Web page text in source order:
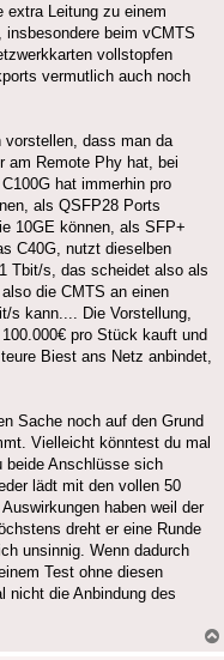
extra Leitung zu einem
beim vCMTS
vollstopfen
vermutlich auch noch
vorstellen, dass man da
am Remote Phy hat, bei
hat immerhin pro
als QSFP28 Ports
10GE können, als SFP+
C40G, nutzt dieselben
Tbit/s, das scheidet also als
die CMTS an einen
s kann.... Die Vorstellung,
pro Stück kauft und
Biest ans Netz anbindet,
Sache noch auf den Grund
Vielleicht könntest du mal
beide Anschlüsse sich
lädt mit den vollen 50
haben weil der
dreht er eine Runde
unsinnig. Wenn dadurch
Test ohne diesen
nicht die Anbindung des